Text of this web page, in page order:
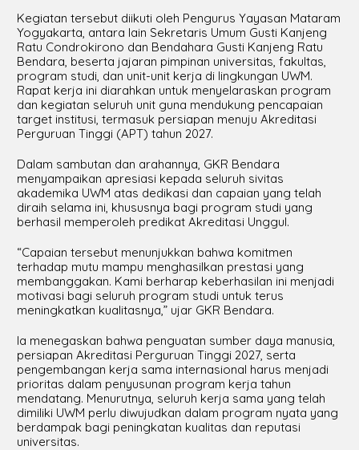
Kegiatan tersebut diikuti oleh Pengurus Yayasan Mataram
Yogyakarta, antara lain Sekretaris Umum Gusti Kanjeng
Ratu Condrokirono dan Bendahara Gusti Kanjeng Ratu
Bendara, beserta jajaran pimpinan universitas, fakultas,
program studi, dan unit-unit kerja di lingkungan UWM.
Rapat kerja ini diarahkan untuk menyelaraskan program
dan kegiatan seluruh unit guna mendukung pencapaian
target institusi, termasuk persiapan menuju Akreditasi
Perguruan Tinggi (APT) tahun 2027.
Dalam sambutan dan arahannya, GKR Bendara
menyampaikan apresiasi kepada seluruh sivitas
akademika UWM atas dedikasi dan capaian yang telah
diraih selama ini, khususnya bagi program studi yang
berhasil memperoleh predikat Akreditasi Unggul.
“Capaian tersebut menunjukkan bahwa komitmen
terhadap mutu mampu menghasilkan prestasi yang
membanggakan. Kami berharap keberhasilan ini menjadi
motivasi bagi seluruh program studi untuk terus
meningkatkan kualitasnya,” ujar GKR Bendara.
Ia menegaskan bahwa penguatan sumber daya manusia,
persiapan Akreditasi Perguruan Tinggi 2027, serta
pengembangan kerja sama internasional harus menjadi
prioritas dalam penyusunan program kerja tahun
mendatang. Menurutnya, seluruh kerja sama yang telah
dimiliki UWM perlu diwujudkan dalam program nyata yang
berdampak bagi peningkatan kualitas dan reputasi
universitas.